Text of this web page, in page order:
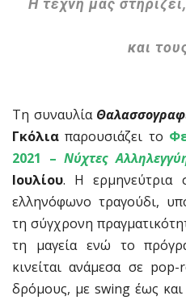
και
Τη συναυλία
Γκόλιαπαρουσιάζει το
2021 –Νύχτες
Ιουλίου. Η ερμηνεύτρια
ελληνόφωνο τραγούδι,
τη σύγχρονη
τη μαγεία ενώ το
κινείται ανάμεσα σε
δρόμους, με swing έως